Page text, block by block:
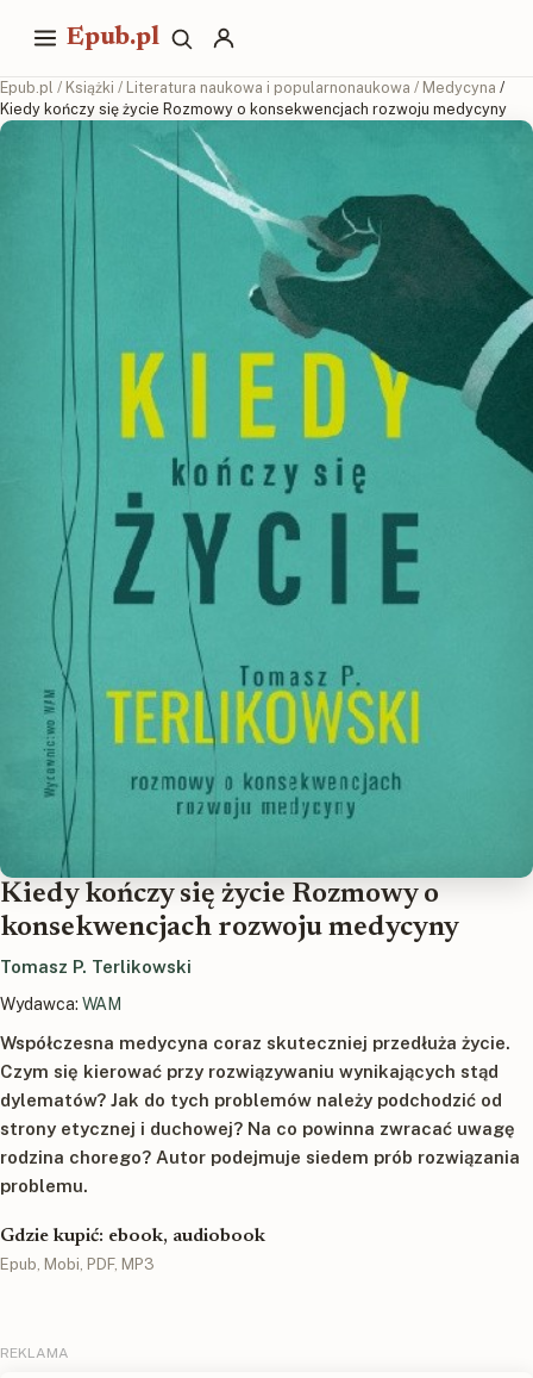
Epub.pl
Epub.pl / Książki / Literatura naukowa i popularnonaukowa / Medycyna /
Kiedy kończy się życie Rozmowy o konsekwencjach rozwoju medycyny
Kiedy kończy się życie Rozmowy o
konsekwencjach rozwoju medycyny
Tomasz P. Terlikowski
Wydawca: WAM
Współczesna medycyna coraz skuteczniej przedłuża życie.
Czym się kierować przy rozwiązywaniu wynikających stąd
dylematów? Jak do tych problemów należy podchodzić od
strony etycznej i duchowej? Na co powinna zwracać uwagę
rodzina chorego? Autor podejmuje siedem prób rozwiązania
problemu.
Gdzie kupić: ebook, audiobook
Epub, Mobi, PDF, MP3